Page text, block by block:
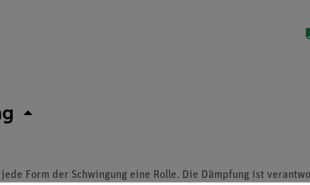
Form der Schwingung eine Rolle. Die Dämpfung ist